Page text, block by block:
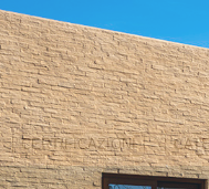
CERTIFICAZIONI